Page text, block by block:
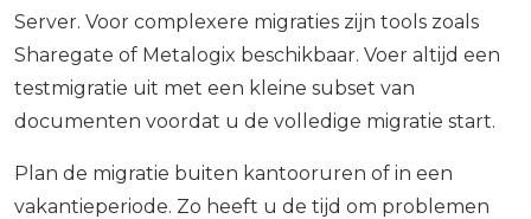
Server. Voor complexere migraties zijn tools zoals
Sharegate of Metalogix beschikbaar. Voer altijd een
testmigratie uit met een kleine subset van
documenten voordat u de volledige migratie start.
Plan de migratie buiten kantooruren of in een
vakantieperiode. Zo heeft u de tijd om problemen